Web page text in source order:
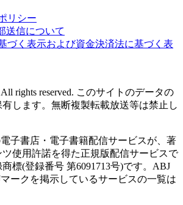
リシー
送信について
づく表示および資金決済法に基づく表
rights reserved. このサイトのデータの
します。無断複製転載放送等は禁止し
子書店・電子書籍配信サービスが、著
使用許諾を得た正規版配信サービスで
標(登録番号 第6091713号)です。ABJ
ークを掲示しているサービスの一覧は